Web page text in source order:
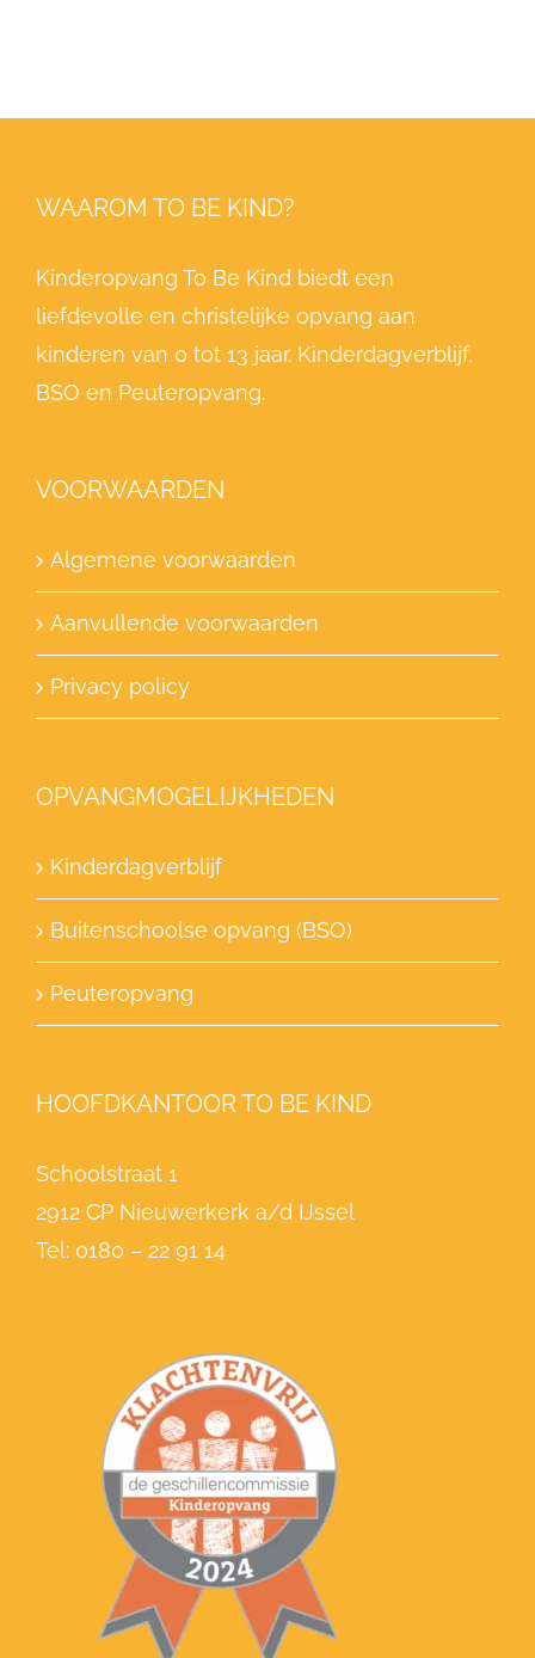
WAAROM TO BE KIND?
Kinderopvang To Be Kind biedt een
liefdevolle en christelijke opvang aan
kinderen van 0 tot 13 jaar. Kinderdagverblijf,
BSO en Peuteropvang.
VOORWAARDEN
Algemene voorwaarden
Aanvullende voorwaarden
Privacy policy
OPVANGMOGELIJKHEDEN
Kinderdagverblijf
Buitenschoolse opvang (BSO)
Peuteropvang
HOOFDKANTOOR TO BE KIND
Schoolstraat 1
2912 CP Nieuwerkerk a/d IJssel
Tel: 0180 – 22 91 14